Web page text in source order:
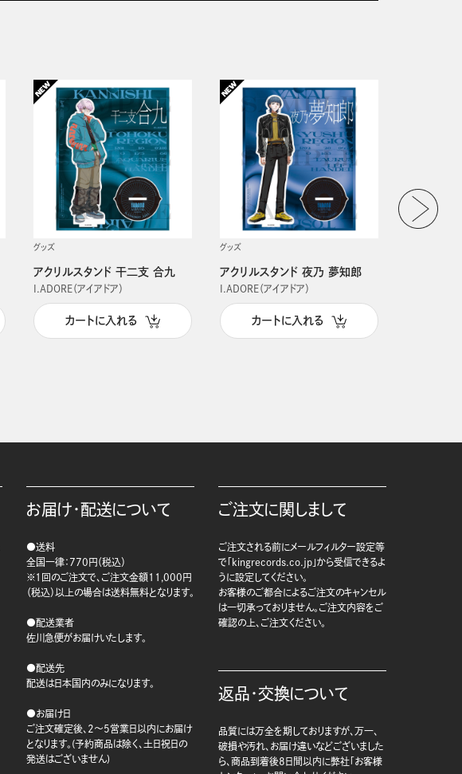
グッズ
アクリルスタンド 干二支 合九
I.ADORE（アイアドア）
カートに入れる
グッズ
アクリルスタンド 夜乃 夢知郎
I.ADORE（アイアドア）
カートに入れる
お届け・配送について
●送料
全国一律：770円（税込）
※1回のご注文で、ご注文金額11,000円
（税込）以上の場合は送料無料となります。
●配送業者
佐川急便がお届けいたします。
●配送先
配送は日本国内のみになります。
●お届け日
ご注文確定後、2～5営業日以内にお届け
となります。(予約商品は除く、土日祝日の
発送はございません)
ご注文に関しまして
ご注文される前にメールフィルター設定等
で「kingrecords.co.jp」から受信できるよ
うに設定してください。
お客様のご都合によるご注文のキャンセル
は一切承っておりません。ご注文内容をご
確認の上、ご注文ください。
返品・交換について
品質には万全を期しておりますが、万一、
破損や汚れ、お届け違いなどございました
ら、商品到着後8日間以内に弊社「お客様